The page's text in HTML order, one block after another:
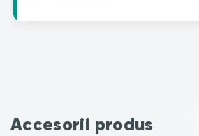
Accesorii produs